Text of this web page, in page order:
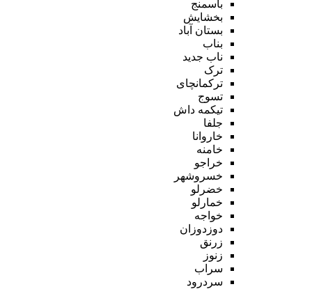
باسمنج
بخشایش
بستان آباد
بناب
ناب جدید
ترک
ترکمانچای
تسوج
تیکمه داش
جلفا
خاروانا
خامنه
خراجو
خسروشهر
خضرلو
خمارلو
خواجه
دوزدوزان
زرنق
زنوز
سراب
سردرود